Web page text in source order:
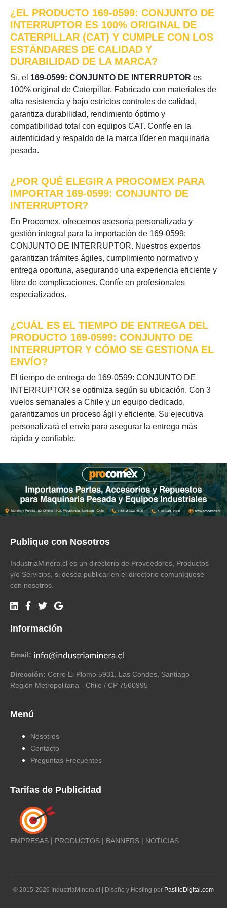
¿EL PRODUCTO 169-0599: CONJUNTO DE
INTERRUPTOR ES 100% ORIGINAL DE
CATERPILLAR (CAT) Y CUMPLE CON LOS
ESTÁNDARES DE CALIDAD Y
DURABILIDAD DE LA MARCA?
Sí, el 169-0599: CONJUNTO DE INTERRUPTOR es
100% original de Caterpillar. Fabricado con materiales de
alta resistencia y bajo estrictos controles de calidad,
garantiza durabilidad, rendimiento óptimo y
compatibilidad total con equipos CAT. Confíe en la
autenticidad y respaldo de la marca líder en maquinaria
pesada.
¿POR QUÉ ELEGIR A PROCOMEX PARA
IMPORTAR 169-0599: CONJUNTO DE
INTERRUPTOR?
En Procomex, ofrecemos asesoría personalizada y
gestión integral para la importación de 169-0599:
CONJUNTO DE INTERRUPTOR. Nuestros expertos
garantizan trámites ágiles, cumplimiento normativo y
entrega oportuna, asegurando una experiencia eficiente y
libre de complicaciones. Confíe en profesionales
especializados.
¿CUÁL ES EL TIEMPO DE ENTREGA DEL
PRODUCTO 169-0599: CONJUNTO DE
INTERRUPTOR Y CÓMO SE GESTIONA EL
ENVÍO?
El tiempo de entrega de 169-0599: CONJUNTO DE
INTERRUPTOR se optimiza según su ubicación. Con 3
vuelos semanales a Chile y un equipo dedicado,
garantizamos un proceso ágil y eficiente. Su ejecutiva
personalizará el envío para asegurar la entrega más
rápida y confiable.
Publique con Nosotros
IndustriaMinera.cl es un directorio de Proveedores, Productos
y/o Servicios, si desea publicar en el directorio comuníquese
con nosotros.
Información
Email:
Dirección: Cerro El Plomo 5931, Las Condes, Santiago -
Región Metropolitana - Chile / CP 7560995
Menú
Nosotros
Contacto
Preguntas Frecuentes
Tarifas de Publicidad
EMPRESAS | PRODUCTOS | BANNERS | NOTICIAS
© 2015-2026 IndustriaMinera.cl | Diseño y Hosting por PasilloDigital.com